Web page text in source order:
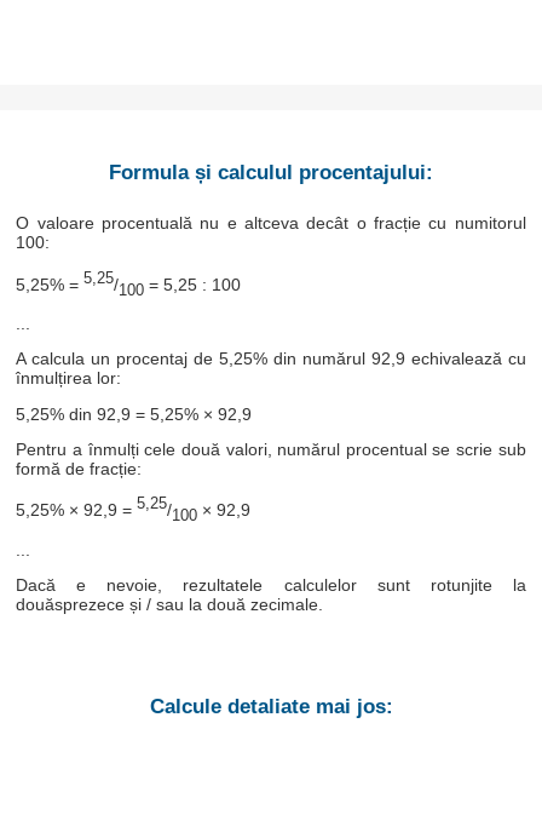
Formula și calculul procentajului:
O valoare procentuală nu e altceva decât o fracție cu numitorul
100:
5,25% =5,25/100 = 5,25 : 100
...
A calcula un procentaj de 5,25% din numărul 92,9 echivalează cu
înmulțirea lor:
5,25% din 92,9 = 5,25% × 92,9
Pentru a înmulți cele două valori, numărul procentual se scrie sub
formă de fracție:
5,25% × 92,9 =5,25/100 × 92,9
Dacă e nevoie, rezultatele calculelor sunt rotunjite la
douăsprezece și / sau la două zecimale.
Calcule detaliate mai jos: